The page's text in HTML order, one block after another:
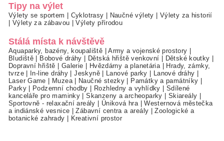
Tipy na výlet
Výlety se sportem | Cyklotrasy | Naučné výlety | Výlety za historií
| Výlety za zábavou |Výlety přírodou
Stálá místa k návštěvě
Aquaparky, bazény, koupaliště |Army a vojenské prostory |
Bludiště | Bobové dráhy | Dětská hřiště venkovní | Dětské koutky |
Dopravní hřiště | Galerie | Hvězdárny a planetária | Hrady, zámky,
tvrze| In-line dráhy |Jeskyně| Lanové parky | Lanové dráhy |
Laser Game | Muzea| Naučné stezky | Památky a památníky |
Parky| Podzemní chodby | Rozhledny a vyhlídky | Sdílené
kanceláře pro maminky |Skanzeny a archeoparky | Skiareály |
Sportovně - relaxační areály | Úniková hra |Westernová městečka
a indiánské vesnice |Zábavní centra a areály |Zoologické a
botanické zahrady | Kreativní prostor